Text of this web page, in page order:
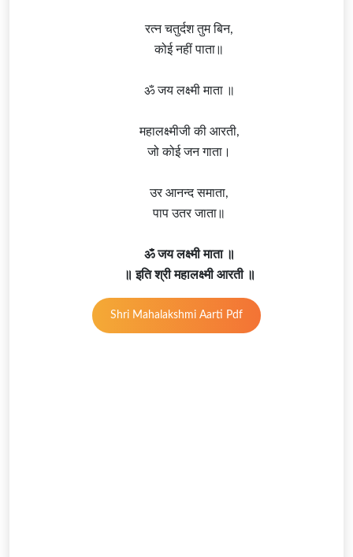
रत्न चतुर्दश तुम बिन,
कोई नहीं पाता॥
ॐ जय लक्ष्मी माता ॥
महालक्ष्मीजी की आरती,
जो कोई जन गाता।
उर आनन्द समाता,
पाप उतर जाता॥
ॐ जय लक्ष्मी माता ॥
॥ इति श्री महालक्ष्मी आरती ॥
Shri Mahalakshmi Aarti Pdf